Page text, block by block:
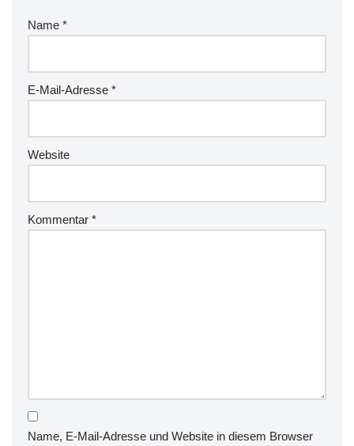
Name *
E-Mail-Adresse *
Website
Kommentar *
Name, E-Mail-Adresse und Website in diesem Browser